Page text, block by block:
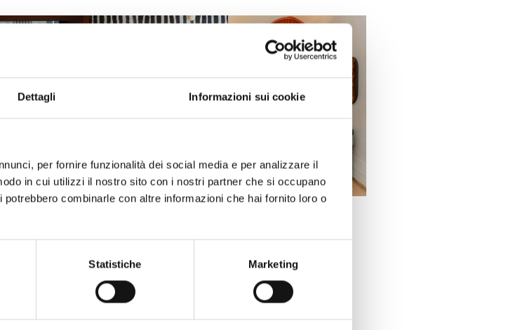
Dettagli Informazioni sui cookie
per fornire funzionalità dei social media e per analizzare il
in cui utilizzi il nostro sito con i nostri partner che si occupano
combinarle con altre informazioni che hai fornito loro o
Statistiche Marketing
GDW 2026
srl